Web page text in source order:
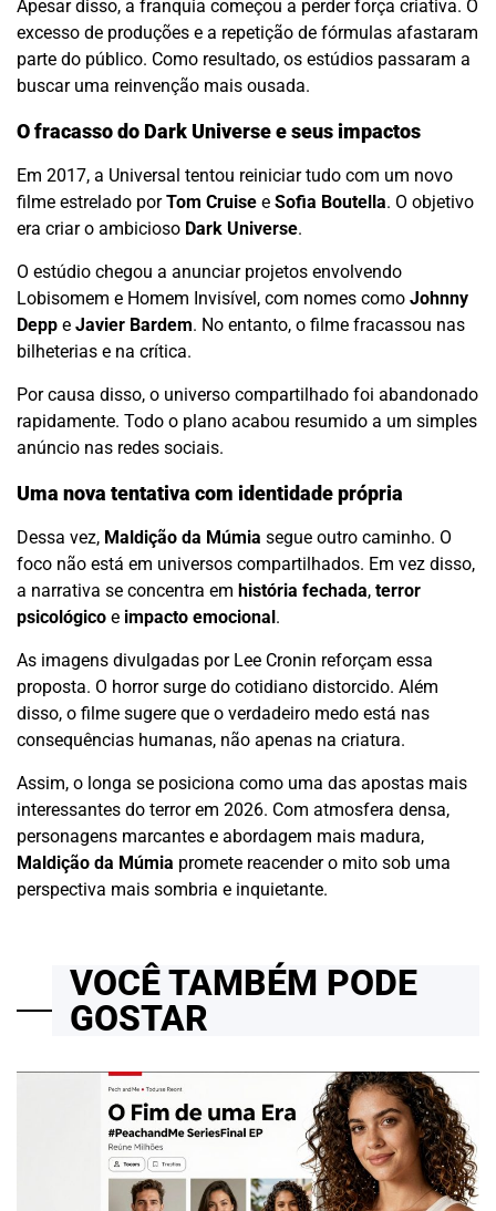
Apesar disso, a franquia começou a perder força criativa. O
excesso de produções e a repetição de fórmulas afastaram
parte do público. Como resultado, os estúdios passaram a
buscar uma reinvenção mais ousada.
O fracasso do Dark Universe e seus impactos
Em 2017, a Universal tentou reiniciar tudo com um novo
filme estrelado porTom Cruise e Sofia Boutella. O objetivo
era criar o ambicioso Dark Universe.
O estúdio chegou a anunciar projetos envolvendo
Lobisomem e Homem Invisível, com nomes como Johnny
Depp e Javier Bardem. No entanto, o filme fracassou nas
bilheterias e na crítica.
Por causa disso, o universo compartilhado foi abandonado
rapidamente. Todo o plano acabou resumido a um simples
anúncio nas redes sociais.
Uma nova tentativa com identidade própria
Dessa vez, Maldição da Múmia segue outro caminho. O
foco não está em universos compartilhados. Em vez disso,
a narrativa se concentra em história fechada, terror
psicológico e impacto emocional.
As imagens divulgadas por Lee Cronin reforçam essa
proposta. O horror surge do cotidiano distorcido. Além
disso, o filme sugere que o verdadeiro medo está nas
consequências humanas, não apenas na criatura.
Assim, o longa se posiciona como uma das apostas mais
interessantes do terror em 2026. Com atmosfera densa,
personagens marcantes e abordagem mais madura,
Maldição da Múmia promete reacender o mito sob uma
perspectiva mais sombria e inquietante.
VOCÊ TAMBÉM PODE
GOSTAR